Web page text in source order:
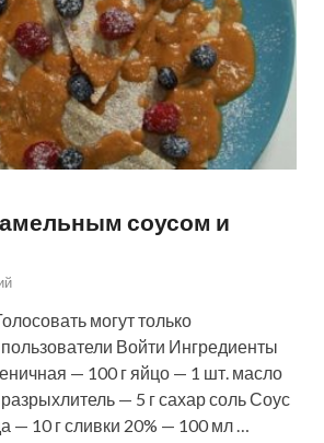
соусом и
могут только
Войти Ингредиенты
— 100 г яйцо — 1 шт. масло
— 5 г сахар соль Соус
— 10 г сливки 20% — 100 мл …